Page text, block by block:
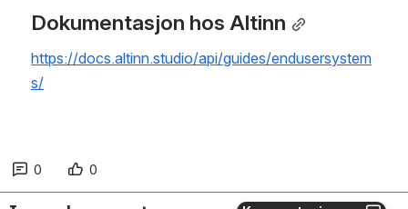
Dokumentasjon hos Altinn
https://docs.altinn.studio/api/guides/endusersystem
s/
0 0